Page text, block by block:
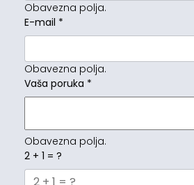
Obavezna polja.
E-mail *
Obavezna polja.
Vaša poruka *
Obavezna polja.
2 + 1 = ?